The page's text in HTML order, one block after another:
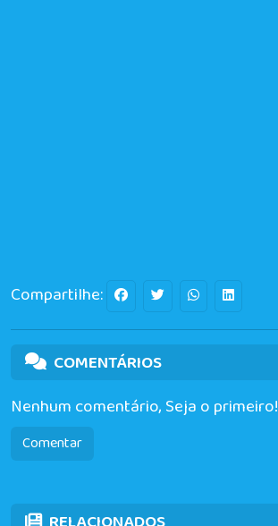
Compartilhe:
COMENTÁRIOS
Nenhum comentário, Seja o primeiro!
Comentar